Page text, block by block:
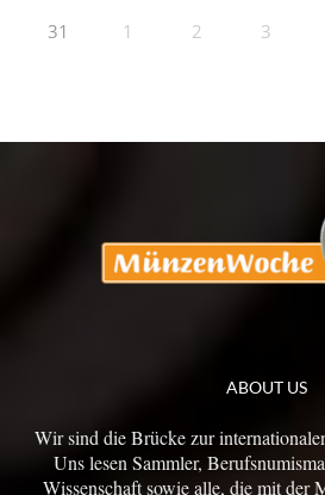
31 1 2 3
ABOUT US
Wir sind die Brücke zur
Uns lesen Sammler,
Wissenschaft sowie alle, die mit der